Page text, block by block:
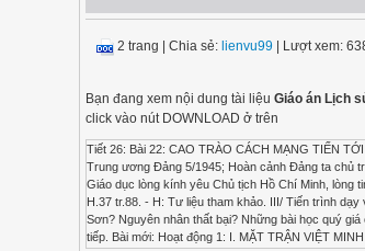
2 trang Chia sẻ: lienvu99 | Lượt xem:
Bạn đang xem nội dung tài liệu Giáo án Lịch
click vào nút DOWNLOAD ở trên
Tiết 26: Bài 22: CAO TRÀO CÁCH MẠNG TIẾN
Trung ương Đảng 5/1945; Hoàn cảnh Đảng ta chủ
Giáo dục lòng kính yêu Chủ tịch Hồ Chí Minh, lòng
H.37 tr.88. - H: Tư liệu tham khảo. III/ Tiến trình
Sơn? Nguyên nhân thất bại? Những bài học quý
tiếp. Bài mới: Hoạt động 1: I. MẶT TRẬN VIỆT